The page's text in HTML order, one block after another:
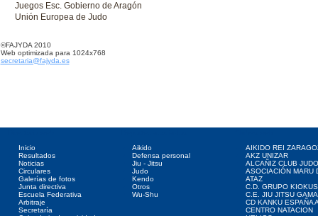
Juegos Esc. Gobierno de Aragón
Unión Europea de Judo
©FAJYDA 2010
Web optimizada para 1024x768
secretaria@fajyda.es
Inicio
Resultados
Noticias
Circulares
Galerías de fotos
Junta directiva
Escuela Federativa
Arbitraje
Secretaría
Aikido
Defensa personal
Jiu - Jitsu
Judo
Kendo
Otros
Wu-Shu
AIKIDO REI
AKZ UNIZAR
ALCAÑIZ CLUB JUDO
ASOCIACIÓN MARU
ATAZ
C.D. GRUPO
C.E. JIU JITSU
CD KANKU ESPAÑA
CENTRO NATACION